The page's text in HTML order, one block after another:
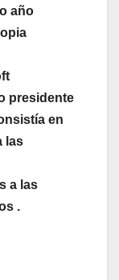
año
presidente
en
las
a las
.